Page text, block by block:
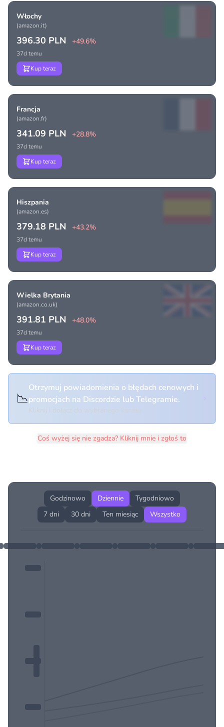
Włochy
(amazon.it)
396.30 PLN +49.6%
37d temu
Kup teraz
Francja
(amazon.fr)
341.09 PLN +28.8%
37d temu
Kup teraz
Hiszpania
(amazon.es)
379.18 PLN +43.2%
37d temu
Kup teraz
Wielka Brytania
(amazon.co.uk)
391.81 PLN +48.0%
37d temu
Kup teraz
📉
Otrzymuj powiadomienia o błędach cenowych i
promocjach na Discordzie lub Telegramie.
Coś wyżej się nie zgadza? Kliknij mnie i zgłoś to
Godzinowo Dziennie
Tygodniowo
7 dni
30 dni Ten miesiąc Wszystko